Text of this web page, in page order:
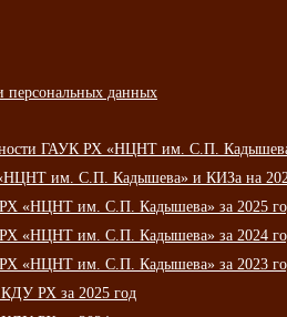
персональных данных
ГАУК РХ «НЦНТ им. С.П.
им. С.П. Кадышева» и КИЗа на
«НЦНТ им. С.П. Кадышева» за 2025
«НЦНТ им. С.П. Кадышева» за 2024
«НЦНТ им. С.П. Кадышева» за 2023
КДУ РХ за 2025 год